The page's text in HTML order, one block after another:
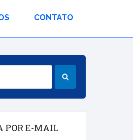
CONTATO
POR E-MAIL